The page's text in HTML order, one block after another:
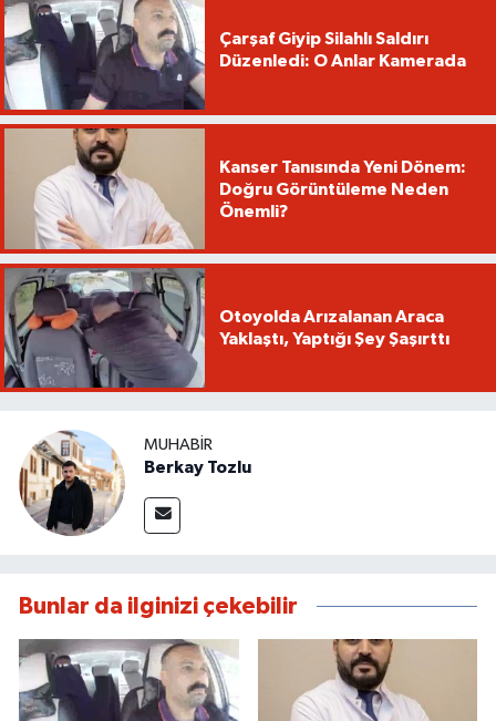
Çarşaf Giyip Silahlı Saldırı
Düzenledi: O Anlar Kamerada
Kanser Tanısında Yeni Dönem:
Doğru Görüntüleme Neden
Önemli?
Otoyolda Arızalanan Araca
Yaklaştı, Yaptığı Şey Şaşırttı
MUHABIR
Berkay Tozlu
Bunlar da ilginizi çekebilir